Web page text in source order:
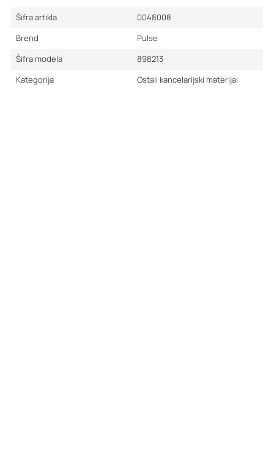
Šifra artikla
0048008
Brend
Pulse
Šifra modela
898213
Kategorija
Ostali kancelarijski materijal